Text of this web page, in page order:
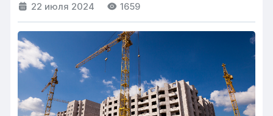
22 июля 2024 1659